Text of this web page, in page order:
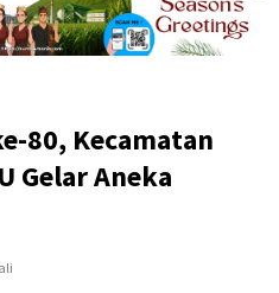
80, Kecamatan
Gelar Aneka